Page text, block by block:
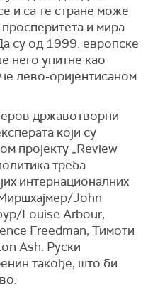
и са те стране може
просперитета и мира
су од 1999. европске
него упитне као
лево-оријентисаном
државотворни
који су
пројекту „Review
треба
интернационалних
John
Louise Arbour,
Freedman, Тимоти
Ash. Руски
такође, што би